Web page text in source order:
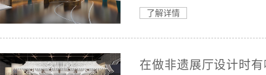
了解详情
在做非遗展厅设计时有